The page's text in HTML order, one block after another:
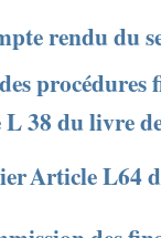
rendu du
procédures
38 du livre
Article L64